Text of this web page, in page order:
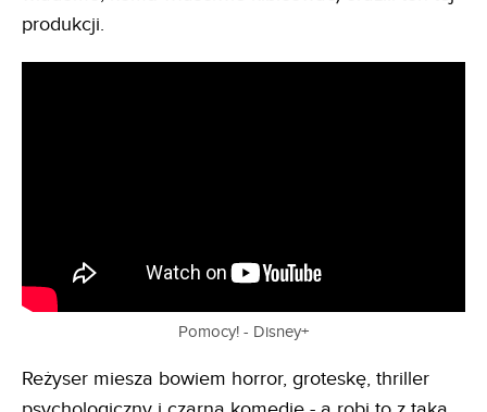
produkcji.
Pomocy! - Disney+
Reżyser miesza bowiem horror, groteskę, thriller